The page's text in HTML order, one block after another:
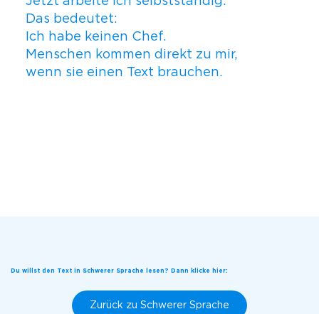
Das bedeutet:
Ich habe keinen Chef.
Menschen kommen direkt zu mir,
wenn sie einen Text brauchen.
Du willst den Text in Schwerer Sprache lesen? Dann klicke hier:
Zurück zu Schwerer Sprache